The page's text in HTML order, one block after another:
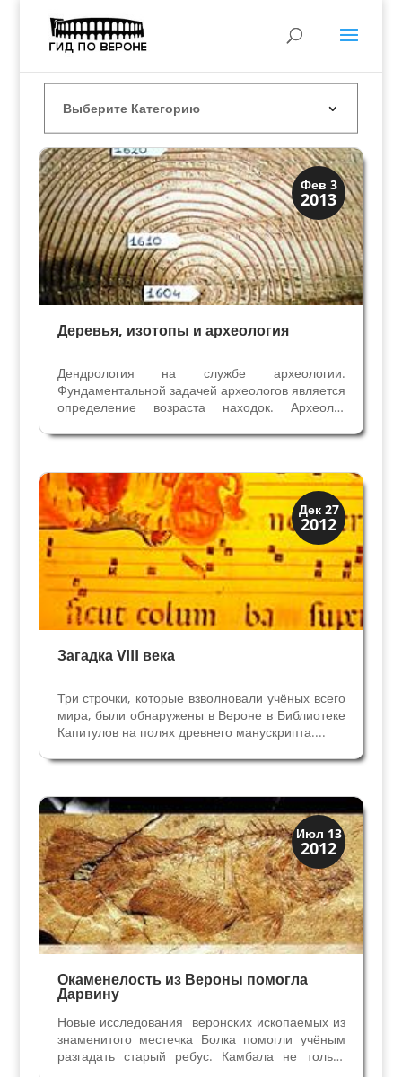
Фев 3
2013
История
Открытия
Деревья, изотопы и археология
Дендрология на службе археологии.
Фундаментальной задачей археологов является
определение возраста находок. Археолог
восстанавливает историю. Не всегда легко это
времён, не имея...
Дек 27
2012
История
Открытия
Загадка VIII века
Три строчки, которые взволновали учёных всего
мира, были обнаружены в Вероне в Библиотеке
Капитулов на полях древнего манускрипта....
Июл 13
2012
История
Открытия
Окаменелость из Вероны помогла
Дарвину
Новые исследования веронских ископаемых из
знаменитого местечка Болка помогли учёным
разгадать старый ребус. Камбала не только